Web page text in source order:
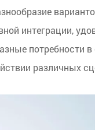
интеграции,
потребности в
различных